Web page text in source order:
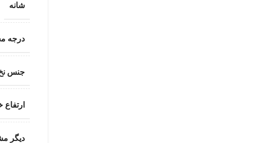
شانه
درجه
جنس
دیگر